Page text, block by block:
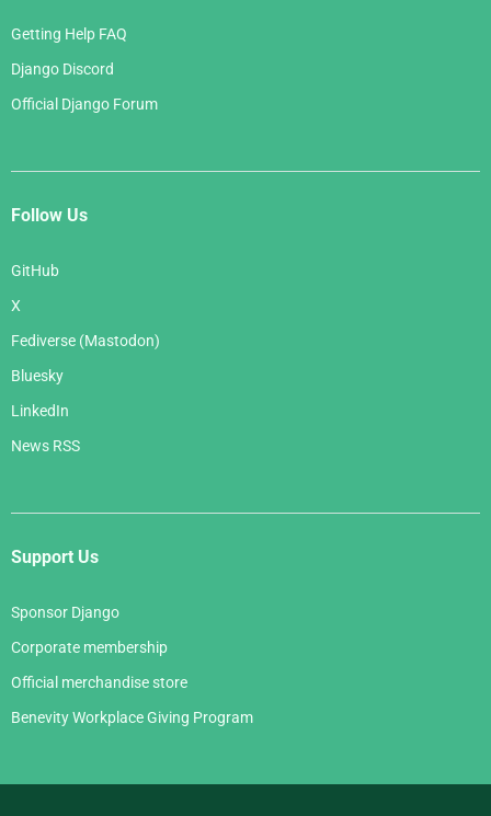
Getting Help FAQ
Django Discord
Official Django Forum
Follow Us
GitHub
X
Fediverse (Mastodon)
Bluesky
LinkedIn
News RSS
Support Us
Sponsor Django
Corporate membership
Official merchandise store
Benevity Workplace Giving Program